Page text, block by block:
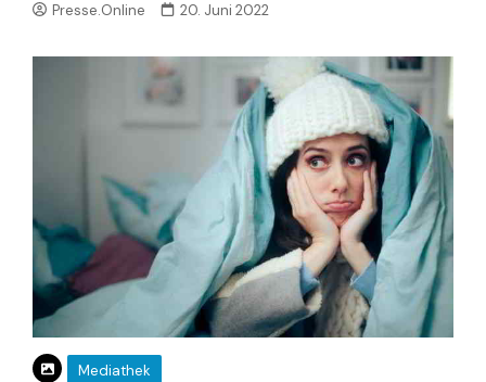
Presse.Online 20. Juni 2022
Mediathek